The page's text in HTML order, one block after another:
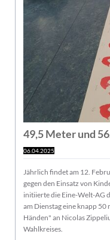
49,5 Meter und
06.04.2025
Jährlich findet am 12.
gegen den Einsatz von
initiierte die Eine-Welt-AG
am Dienstag eine knapp
Händen" an Nicolas
Wahlkreises.